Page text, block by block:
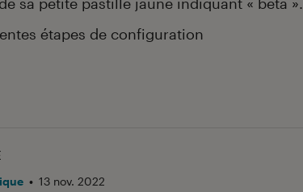
sa petite pastille jaune indiquant « beta ».
étapes de configuration
• 13 nov. 2022